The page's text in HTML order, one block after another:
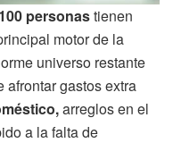
personastienen
motor de la
universo restante
afrontar gastos extra
arreglos en el
a la falta de